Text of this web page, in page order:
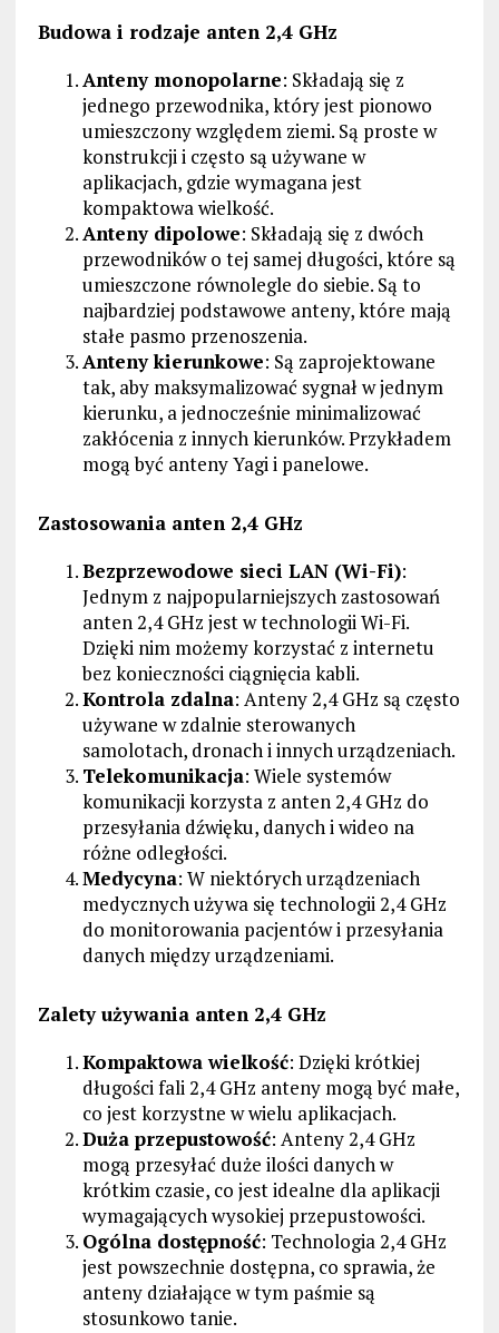
Budowa i rodzaje anten 2,4 GHz
Anteny monopolarne: Składają się z
jednego przewodnika, który jest pionowo
umieszczony względem ziemi. Są proste w
konstrukcji i często są używane w
aplikacjach, gdzie wymagana jest
kompaktowa wielkość.
Anteny dipolowe: Składają się z dwóch
przewodników o tej samej długości, które są
umieszczone równolegle do siebie. Są to
najbardziej podstawowe anteny, które mają
stałe pasmo przenoszenia.
Anteny kierunkowe: Są zaprojektowane
tak, aby maksymalizować sygnał w jednym
kierunku, a jednocześnie minimalizować
zakłócenia z innych kierunków. Przykładem
mogą być anteny Yagi i panelowe.
Zastosowania anten 2,4 GHz
Bezprzewodowe sieci LAN (Wi-Fi):
Jednym z najpopularniejszych zastosowań
anten 2,4 GHz jest w technologii Wi-Fi.
Dzięki nim możemy korzystać z internetu
bez konieczności ciągnięcia kabli.
Kontrola zdalna: Anteny 2,4 GHz są często
używane w zdalnie sterowanych
samolotach, dronach i innych urządzeniach.
Telekomunikacja: Wiele systemów
komunikacji korzysta z anten 2,4 GHz do
przesyłania dźwięku, danych i wideo na
różne odległości.
Medycyna: W niektórych urządzeniach
medycznych używa się technologii 2,4 GHz
do monitorowania pacjentów i przesyłania
danych między urządzeniami.
Zalety używania anten 2,4 GHz
Kompaktowa wielkość: Dzięki krótkiej
długości fali 2,4 GHz anteny mogą być małe,
co jest korzystne w wielu aplikacjach.
Duża przepustowość: Anteny 2,4 GHz
mogą przesyłać duże ilości danych w
krótkim czasie, co jest idealne dla aplikacji
wymagających wysokiej przepustowości.
Ogólna dostępność: Technologia 2,4 GHz
jest powszechnie dostępna, co sprawia, że
anteny działające w tym paśmie są
stosunkowo tanie.